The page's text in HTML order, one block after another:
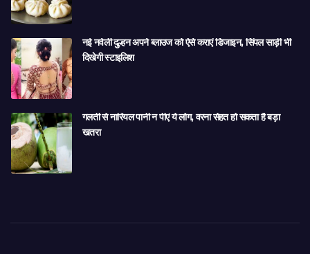
नई नवेली दुल्हन अपने ब्लाउज को ऐसे कराएं डिजाइन, सिंपल साड़ी भी
दिखेगी स्टाइलिश
गलती से नारियल पानी न पीएं ये लोग, वरना सेहत हो सकता है बड़ा
खतरा